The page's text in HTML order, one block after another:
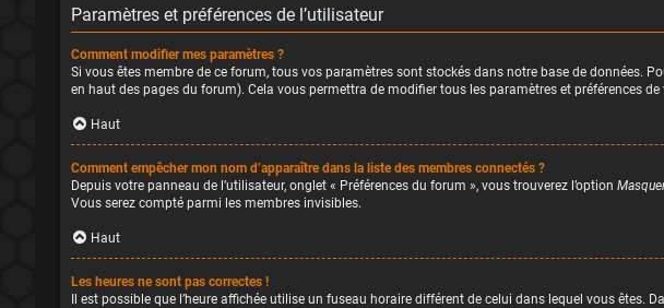
Paramètres et préférences de l’utilisateur
Comment modifier mes paramètres ?
Si vous êtes membre de ce forum, tous vos paramètres sont stockés dans notre base de données.
en haut des pages du forum). Cela vous permettra de modifier tous les paramètres et préférences de
Haut
Comment empêcher mon nom d’apparaître dans la liste des membres connectés ?
Depuis votre panneau de l’utilisateur, onglet « Préférences du forum », vous trouverez l’option
Vous serez compté parmi les membres invisibles.
Haut
Les heures ne sont pas correctes !
Il est possible que l’heure affichée utilise un fuseau horaire différent de celui dans lequel vous êtes.